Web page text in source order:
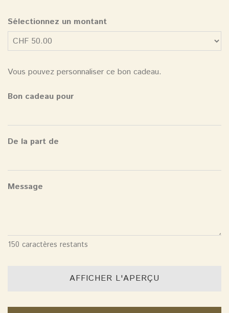
Sélectionnez un montant
Vous pouvez personnaliser ce bon cadeau.
Bon cadeau pour
De la part de
Message
150 caractères restants
AFFICHER L'APERÇU